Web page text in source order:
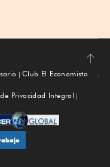
Subir
Club El Economista
Privacidad Integral